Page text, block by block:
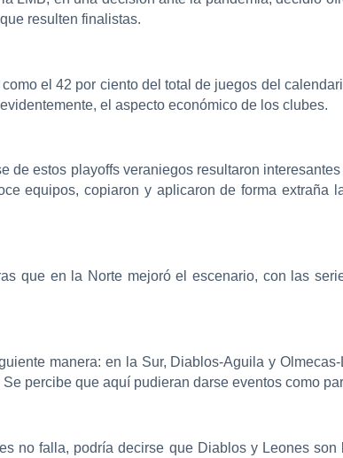
resulten finalistas.
el 42 por ciento del total de juegos del
el aspecto económico de los clubes.
de estos playoffs veraniegos resultaron
equipos, copiaron y aplicaron de forma extraña
que en la Norte mejoró el escenario, con las
manera: en la Sur, Diablos-Aguila y
percibe que aquí pudieran darse eventos como
no falla, podría decirse que Diablos y Leones